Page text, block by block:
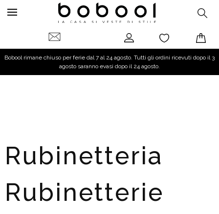
Bobool rimane chiuso per ferie dal 7 al 24 agosto. Tutti gli ordini ricevuti dopo il 3
agosto saranno evasi dopo il 24 agosto.
Rubinetteria
Rubinetterie